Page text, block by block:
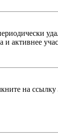
активнее
на ссылку